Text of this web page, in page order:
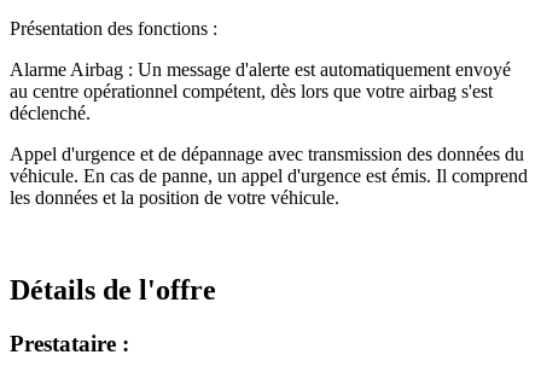
Présentation des fonctions :
Alarme Airbag : Un message d'alerte est automatiquement envoyé
au centre opérationnel compétent, dès lors que votre airbag s'est
déclenché.
Appel d'urgence et de dépannage avec transmission des données du
véhicule. En cas de panne, un appel d'urgence est émis. Il comprend
les données et la position de votre véhicule.
Détails de l'offre
Prestataire :